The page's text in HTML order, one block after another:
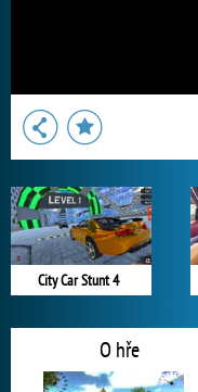
City Car Stunt 4
O hře